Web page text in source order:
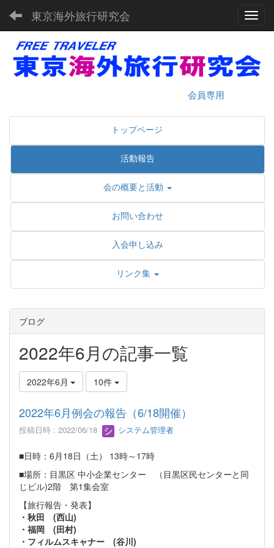
東京海外旅行研究会
会員専用
トップページ
活動報告
会の概要と活動
お問い合わせ
入会申し込み
リンク集
ブログ
2022年6月の記事一覧
2022年6月 10件
2022年6月例会の報告（6/18開催）
投稿日時 : 2022/06/18 システム管理者
■日時：6月18日（土） 13時～17時
■場所：目黒区 中小企業センター （目黒区民センターと同
じビル)2階 第1集会室
【旅行報告・発表】
・秋田 (西山)
・福岡 (田村)
・フィルムスキャナー (谷川)